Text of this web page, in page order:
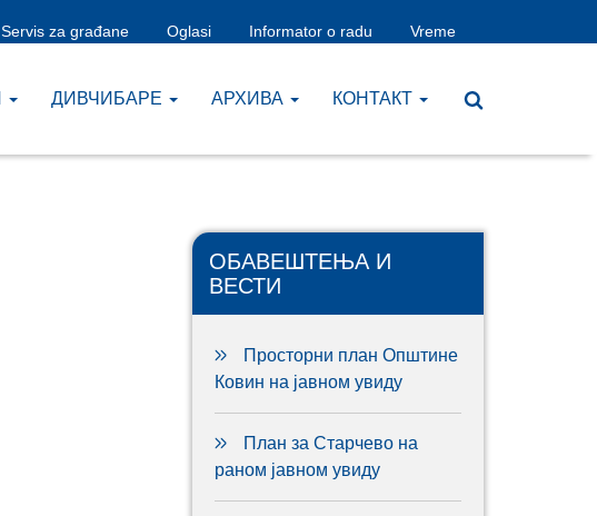
Servis za građane Oglasi Informator o radu Vreme
ДИВЧИБАРЕ AРХИВА КОНТАКТ
ОБАВЕШТЕЊА И
ВЕСТИ
Просторни план Општине
Ковин на јавном увиду
План за Старчево на
раном јавном увиду